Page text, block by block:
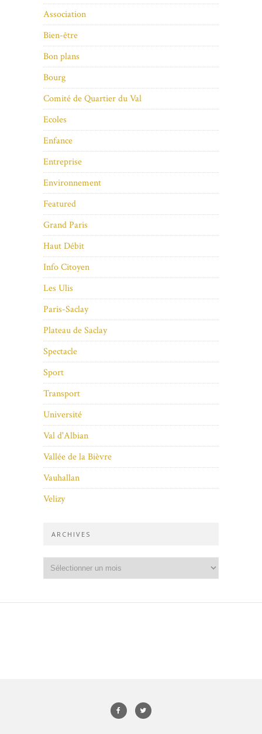
Association
Bien-être
Bon plans
Bourg
Comité de Quartier du Val
Ecoles
Enfance
Entreprise
Environnement
Featured
Grand Paris
Haut Débit
Info Citoyen
Les Ulis
Paris-Saclay
Plateau de Saclay
Spectacle
Sport
Transport
Université
Val d'Albian
Vallée de la Bièvre
Vauhallan
Velizy
ARCHIVES